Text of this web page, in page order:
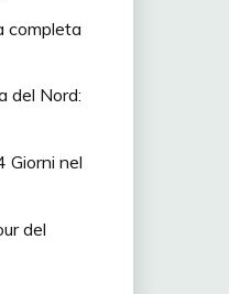
completa
del Nord:
Giorni nel
del